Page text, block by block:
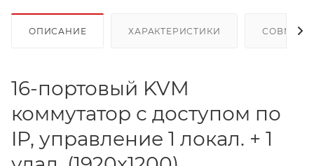
ОПИСАНИЕ ХАРАКТЕРИСТИКИ
16-портовый KVM
коммутатор с доступом по
IP, управление 1 локал. + 1